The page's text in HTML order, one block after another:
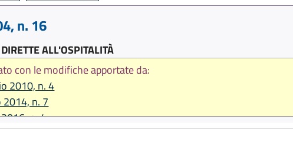
n. 16
ALL'OSPITALITÀ
con le modifiche apportate da:
2010, n. 4
2014, n. 7
n. 4
2016, n. 25